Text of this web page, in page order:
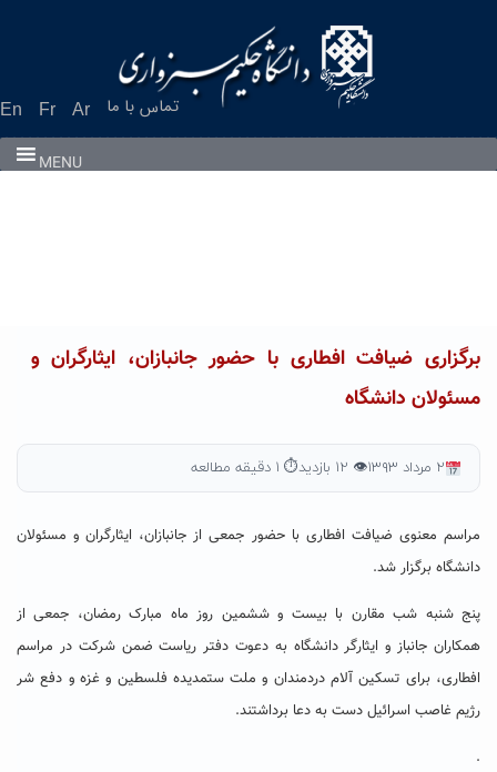
En Fr Ar تماس با ما
MENU
برگزاری ضیافت افطاری با حضور جانبازان، ایثارگران و
مسئولان دانشگاه
۲ مرداد ۱۳۹۳ 👁 ۱۲ بازدید ⏱ ۱ دقیقه مطالعه
مراسم معنوی ضیافت افطاری با حضور جمعی از جانبازان، ایثارگران و مسئولان
دانشگاه برگزار شد.
پنج شنبه شب مقارن با بیست و ششمین روز ماه مبارک رمضان، جمعی از
همکاران جانباز و ایثارگر دانشگاه به دعوت دفتر ریاست ضمن شرکت در مراسم
افطاری، برای تسکین آلام دردمندان و ملت ستمدیده فلسطین و غزه و دفع شر
رژیم غاصب اسرائیل دست به دعا برداشتند.
.